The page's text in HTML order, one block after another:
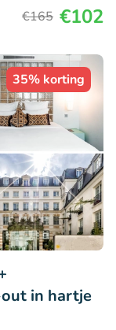
€165 €102
35% korting
in hartje